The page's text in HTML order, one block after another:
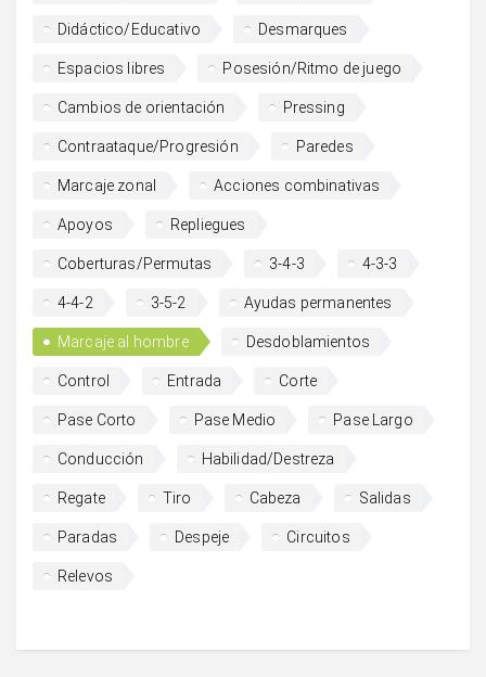
Didáctico/Educativo Desmarques
Espacios libres Posesión/Ritmo de juego
Cambios de orientación Pressing
Contraataque/Progresión Paredes
Marcaje zonal Acciones combinativas
Apoyos Repliegues
Coberturas/Permutas 3-4-3 4-3-3
4-4-2 3-5-2 Ayudas permanentes
Marcaje al hombre Desdoblamientos
Control Entrada Corte
Pase Corto Pase Medio Pase Largo
Conducción Habilidad/Destreza
Regate Tiro Cabeza Salidas
Paradas Despeje Circuitos
Relevos